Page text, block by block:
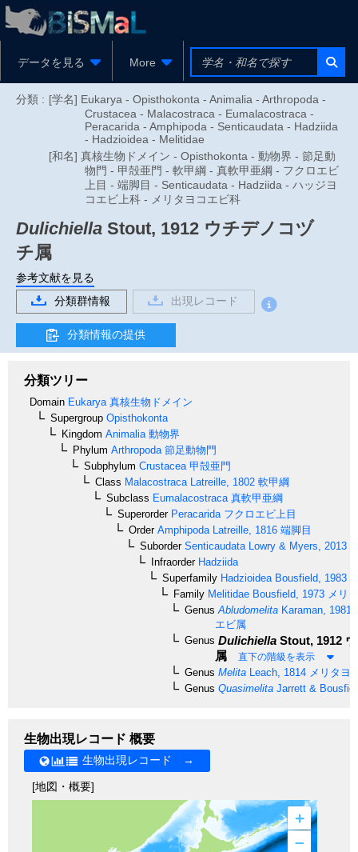
データを見る More
分類 : [学名] Eukarya - Opisthokonta - Animalia - Arthropoda -
Crustacea - Malacostraca - Eumalacostraca -
Peracarida - Amphipoda - Senticaudata - Hadziida
- Hadzioidea - Melitidae
[和名] 真核生物ドメイン - Opisthokonta - 動物界 - 節足動
物門 - 甲殻亜門 - 軟甲綱 - 真軟甲亜綱 - フクロエビ
上目 - 端脚目 - Senticaudata - Hadziida - ハッジヨ
コエビ上科 - メリタヨコエビ科
Dulichiella Stout, 1912 ウチデノコヅ
チ属
参考文献を見る
分類群情報
出現レコード
分類情報の提供
分類ツリー
Domain Eukarya 真核生物ドメイン
Supergroup Opisthokonta
Kingdom Animalia 動物界
Phylum Arthropoda 節足動物門
Subphylum Crustacea 甲殻亜門
Class Malacostraca Latreille, 1802 軟甲綱
Subclass Eumalacostraca 真軟甲亜綱
SuperorderPeracarida フクロエビ上目
OrderAmphipoda Latreille, 1816 端脚目
SuborderSenticaudata Lowry & Myers, 2013
InfraorderHadziida
Superfamily Hadzioidea Bousfield, 1983
Family Melitidae Bousfield, 1973 メリ
Genus Abludomelita Karaman, 1981
エビ属
Genus Dulichiella Stout, 1912
属
直下の階級を表示
Genus Melita Leach, 1814 メリタヨ
Genus Quasimelita Jarrett &
生物出現レコード 概要
生物出現レコード →
[地図・概要]
+
–